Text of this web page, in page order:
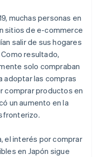
muchas personas en
sitios de e-commerce
salir de sus hogares
resultado,
solo compraban
adoptar las compras
comprar productos en
un aumento en la
el interés por comprar
en Japón sigue